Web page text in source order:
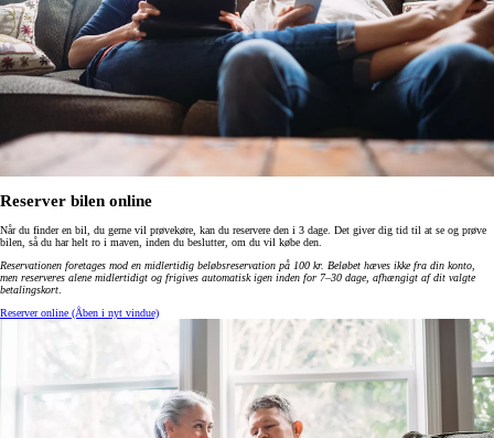
Reserver bilen online
Når du finder en bil, du gerne vil prøvekøre, kan du reservere den i 3 dage. Det giver dig tid til at se og prøve
bilen, så du har helt ro i maven, inden du beslutter, om du vil købe den.
Reservationen foretages mod en midlertidig beløbsreservation på 100 kr. Beløbet hæves ikke fra din konto,
men reserveres alene midlertidigt og frigives automatisk igen inden for 7–30 dage, afhængigt af dit valgte
betalingskort.
Reserver online (Åben i nyt vindue)